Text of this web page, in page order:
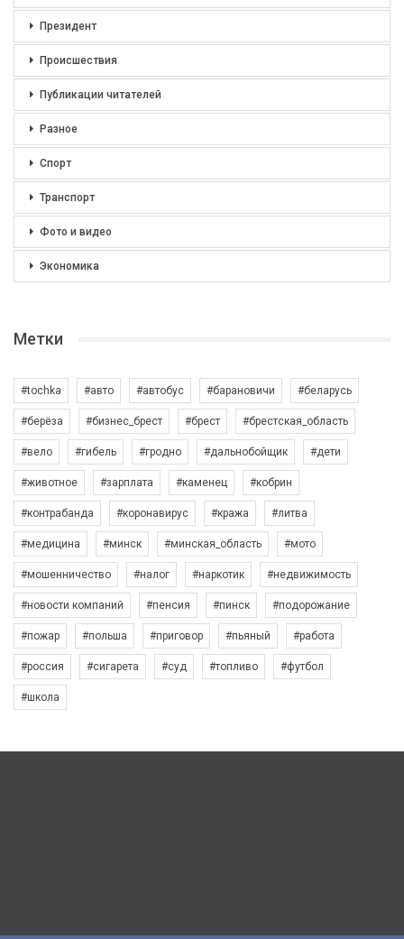
Президент
Происшествия
Публикации читателей
Разное
Спорт
Транспорт
Фото и видео
Экономика
Метки
#tochka #авто #автобус #барановичи #беларусь
#берёза #бизнес_брест #брест #брестская_область
#вело #гибель #гродно #дальнобойщик #дети
#животное #зарплата #каменец #кобрин
#контрабанда #коронавирус #кража #литва
#медицина #минск #минская_область #мото
#мошенничество #налог #наркотик #недвижимость
#новости компаний #пенсия #пинск #подорожание
#пожар #польша #приговор #пьяный #работа
#россия #сигарета #суд #топливо #футбол
#школа